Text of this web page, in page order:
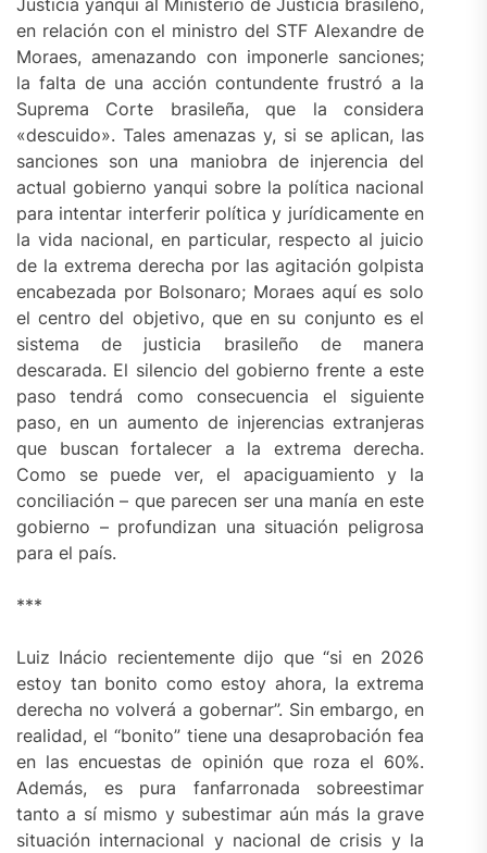
Justicia yanqui al Ministerio de Justicia brasileño,
en relación con el ministro del STF Alexandre de
Moraes, amenazando con imponerle sanciones;
la falta de una acción contundente frustró a la
Suprema Corte brasileña, que la considera
«descuido». Tales amenazas y, si se aplican, las
sanciones son una maniobra de injerencia del
actual gobierno yanqui sobre la política nacional
para intentar interferir política y jurídicamente en
la vida nacional, en particular, respecto al juicio
de la extrema derecha por las agitación golpista
encabezada por Bolsonaro; Moraes aquí es solo
el centro del objetivo, que en su conjunto es el
sistema de justicia brasileño de manera
descarada. El silencio del gobierno frente a este
paso tendrá como consecuencia el siguiente
paso, en un aumento de injerencias extranjeras
que buscan fortalecer a la extrema derecha.
Como se puede ver, el apaciguamiento y la
conciliación – que parecen ser una manía en este
gobierno – profundizan una situación peligrosa
para el país.
***
Luiz Inácio recientemente dijo que “si en 2026
estoy tan bonito como estoy ahora, la extrema
derecha no volverá a gobernar”. Sin embargo, en
realidad, el “bonito” tiene una desaprobación fea
en las encuestas de opinión que roza el 60%.
Además, es pura fanfarronada sobreestimar
tanto a sí mismo y subestimar aún más la grave
situación internacional y nacional de crisis y la